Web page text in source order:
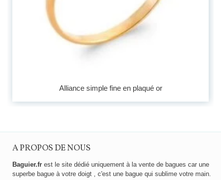
Alliance simple fine en plaqué or
A PROPOS DE NOUS
Baguier.fr est le site dédié uniquement à la vente de bagues car une
superbe bague à votre doigt , c'est une bague qui sublime votre main.